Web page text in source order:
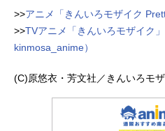
>>アニメ「きんいろモザイク
>>TVアニメ「きんいろモザイク
kinmosa_anime）
(C)原悠衣・芳文社／きんいろモ